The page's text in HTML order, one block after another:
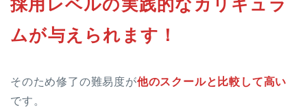
採用レベルの実践的なカリキュラ
ムが与えられます！
そのため修了の難易度が他のスクールと比較して高い
です。